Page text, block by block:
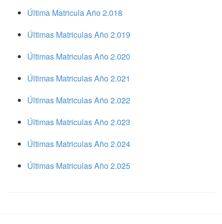
Última Matricula Año 2.018
Últimas Matriculas Año 2.019
Últimas Matriculas Año 2.020
Últimas Matriculas Año 2.021
Últimas Matriculas Año 2.022
Últimas Matriculas Año 2.023
Últimas Matriculas Año 2.024
Últimas Matriculas Año 2.025